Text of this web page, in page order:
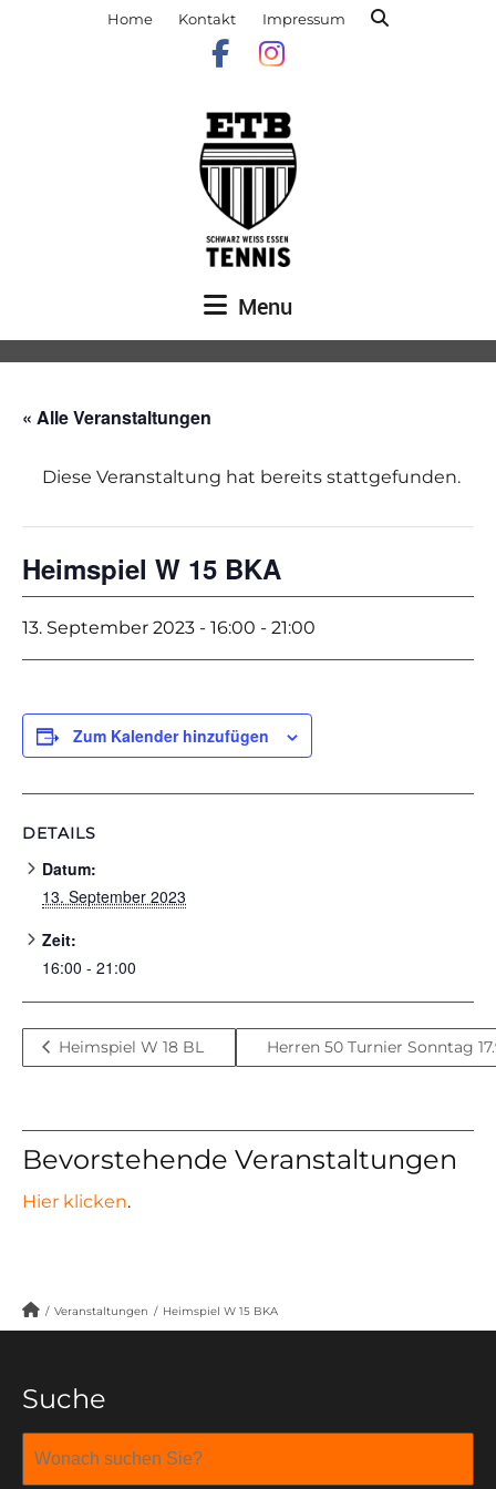
Home Kontakt Impressum
Menu
« Alle Veranstaltungen
Diese Veranstaltung hat bereits stattgefunden.
Heimspiel W 15 BKA
13. September 2023 - 16:00 - 21:00
Zum Kalender hinzufügen
DETAILS
Datum:
13. September 2023
Zeit:
16:00 - 21:00
Heimspiel W 18 BL Herren 50 Turnier Sonntag
Bevorstehende Veranstaltungen
Hier klicken.
/ Veranstaltungen / Heimspiel W 15 BKA
Suche